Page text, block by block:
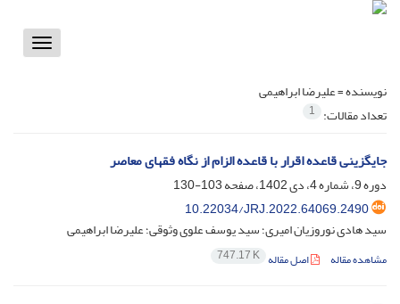
Toggle
نویسنده =علیرضا ابراهیمی
تعداد مقالات: 1
جایگزینی قاعده اقرار با قاعده الزام از نگاه فقهای معاصر
دوره 9، شماره 4، دی 1402، صفحه
103-130
10.22034/JRJ.2022.64069.2490
سید هادی نوروزیان امیری؛ سید یوسف علوی وثوقی؛ علیرضا ابراهیمی
مشاهده مقاله اصل مقاله 747.17 K